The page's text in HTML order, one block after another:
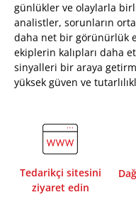
günlükler ve olaylarla
analistler, sorunların
daha net bir görünürlük
ekiplerin kalıpları daha
sinyalleri bir araya
yüksek güven ve
Tedarikçi sitesini
ziyaret edin